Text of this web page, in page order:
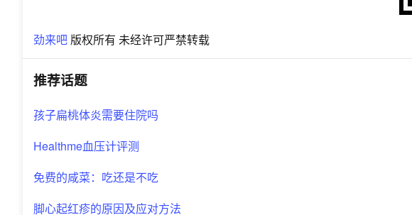
劲来吧 版权所有 未经许可严禁转载
推荐话题
孩子扁桃体炎需要住院吗
Healthme血压计评测
免费的咸菜：吃还是不吃
脚心起红疹的原因及应对方法